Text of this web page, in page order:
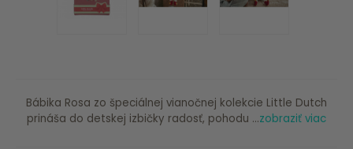
Bábika Rosa zo špeciálnej vianočnej kolekcie Little Dutch
prináša do detskej izbičky radosť, pohodu ...zobraziť viac